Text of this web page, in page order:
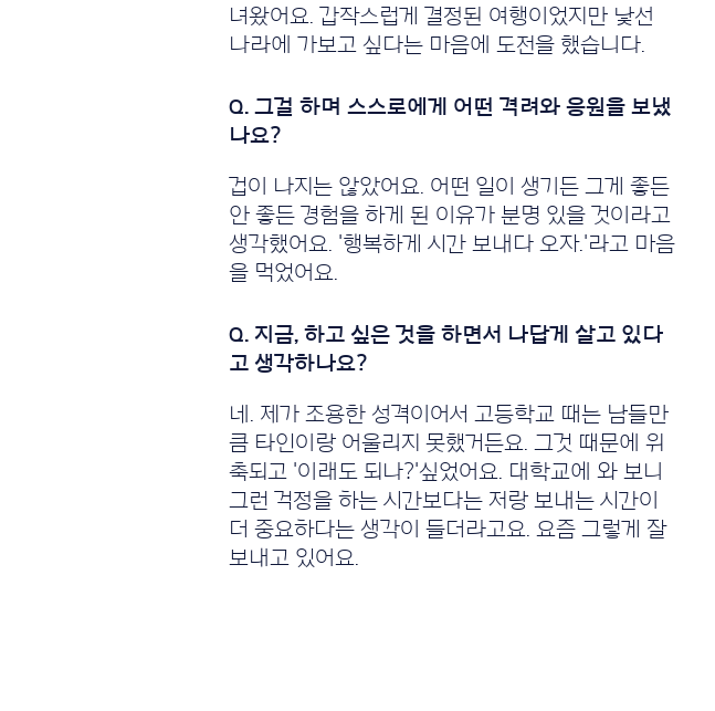
녀왔어요. 갑작스럽게 결정된 여행이었지만 낯선
나라에 가보고 싶다는 마음에 도전을 했습니다.
겁이 나지는 않았어요. 어떤 일이 생기든 그게 좋든
안 좋든 경험을 하게 된 이유가 분명 있을 것이라고
생각했어요. '행복하게 시간 보내다 오자.'라고 마음
을 먹었어요.
네. 제가 조용한 성격이어서 고등학교 때는 남들만
큼 타인이랑 어울리지 못했거든요. 그것 때문에 위
축되고 '이래도 되나?'싶었어요. 대학교에 와 보니
그런 걱정을 하는 시간보다는 저랑 보내는 시간이
더 중요하다는 생각이 들더라고요. 요즘 그렇게 잘
보내고 있어요.